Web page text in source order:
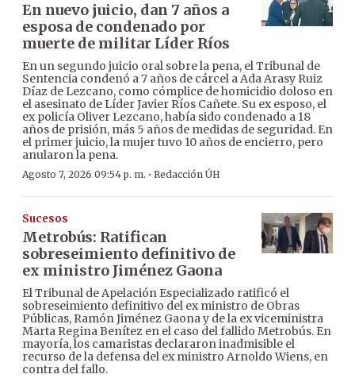
En nuevo juicio, dan 7 años a
esposa de condenado por
muerte de militar Líder Ríos
En un segundo juicio oral sobre la pena, el Tribunal de
Sentencia condenó a 7 años de cárcel a Ada Arasy Ruiz
Díaz de Lezcano, como cómplice de homicidio doloso en
el asesinato de Líder Javier Ríos Cañete. Su ex esposo, el
ex policía Oliver Lezcano, había sido condenado a 18
años de prisión, más 5 años de medidas de seguridad. En
el primer juicio, la mujer tuvo 10 años de encierro, pero
anularon la pena.
Agosto 7, 2026 09:54 p. m. · Redacción ÚH
Sucesos
Metrobús: Ratifican
sobreseimiento definitivo de
ex ministro Jiménez Gaona
El Tribunal de Apelación Especializado ratificó el
sobreseimiento definitivo del ex ministro de Obras
Públicas, Ramón Jiménez Gaona y de la ex viceministra
Marta Regina Benítez en el caso del fallido Metrobús. En
mayoría, los camaristas declararon inadmisible el
recurso de la defensa del ex ministro Arnoldo Wiens, en
contra del fallo.